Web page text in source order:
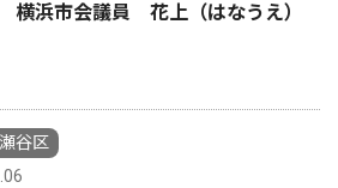
浜市会議員 花上（はなうえ）
谷区